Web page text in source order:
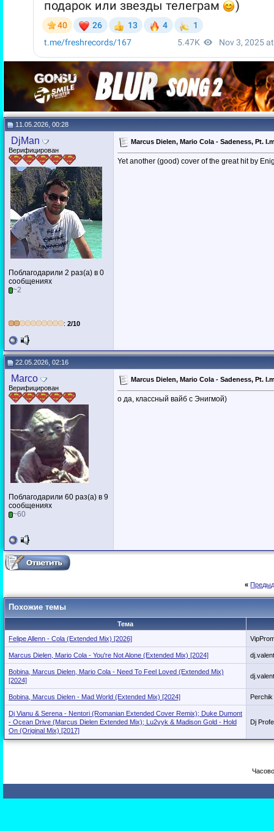
11.05.2026, 00:28
DjMan
Верифицирован
Поблагодарили 2 раз(а) в 0
сообщениях
~2
: 2/10
Marcus Dielen, Mario Cola - Sadeness, Pt.
Yet another (good) cover of the great hit by
22.05.2026, 02:16
Marco
Верифицирован
Поблагодарили 60 раз(а) в 9
сообщениях
~60
Marcus Dielen, Mario Cola - Sadeness, Pt.
о да, классный вайб с Энигмой)
«
Похожие темы
Тема
Felipe Allenn - Cola (Extended Mix) [2026]
Marcus Dielen, Mario Cola - You're Not Alone (Extended Mix) [2024]
Bobina, Marcus Dielen, Mario Cola - Need To Feel Loved (Extended Mix)
[2024]
Bobina, Marcus Dielen - Mad World (Extended Mix) [2024] Perchik
Dj Vianu & Serena - Nentori (Romanian Extended Cover Remix); Duke Dumont
- Ocean Drive (Marcus Dielen Extended Mix); Lu2vyk & Madison Gold - Hold
On (Original Mix) [2017]
Dj